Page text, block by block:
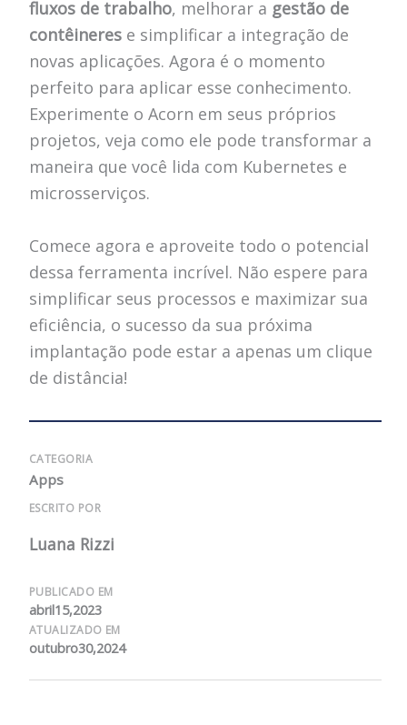
fluxos de trabalho, melhorar a gestão de
contêinerese simplificar a integração de
novas aplicações. Agora é o momento
perfeito para aplicar esse conhecimento.
Experimente o Acorn em seus próprios
projetos, veja como ele pode transformar a
maneira que você lida com Kubernetes e
microsserviços.
Comece agora e aproveite todo o potencial
dessa ferramenta incrível. Não espere para
simplificar seus processos e maximizar sua
eficiência, o sucesso da sua próxima
implantação pode estar a apenas um clique
de distância!
CATEGORIA
Apps
ESCRITO POR
Luana Rizzi
PUBLICADO EM
abril15,2023
ATUALIZADO EM
outubro30,2024